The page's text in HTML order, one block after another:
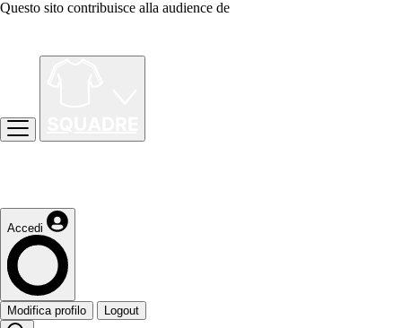
Questo sito contribuisce alla audience de
Accedi
Modifica profilo Logout